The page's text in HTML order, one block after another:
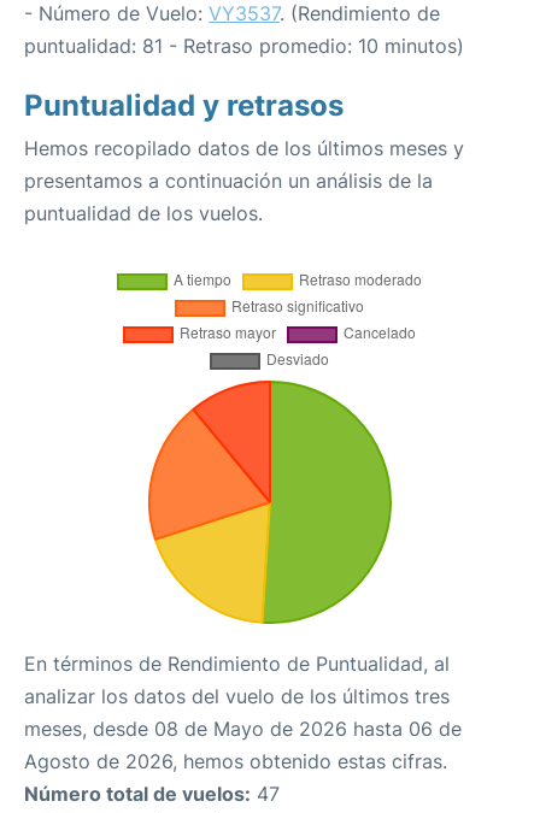
- Número de Vuelo: VY3537. (Rendimiento de
puntualidad: 81 - Retraso promedio: 10 minutos)
Puntualidad y retrasos
Hemos recopilado datos de los últimos meses y
presentamos a continuación un análisis de la
puntualidad de los vuelos.
En términos de Rendimiento de Puntualidad, al
analizar los datos del vuelo de los últimos tres
meses, desde 08 de Mayo de 2026 hasta 06 de
Agosto de 2026, hemos obtenido estas cifras.
Número total de vuelos: 47